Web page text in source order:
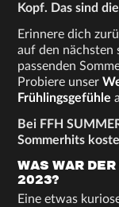
Kopf. Das sind
Erinnere dich
auf den nächsten
passenden
Probiere unser
Frühlingsgefühle
Bei FFH
Sommerhits
WAS WAR
2023?
Eine etwas